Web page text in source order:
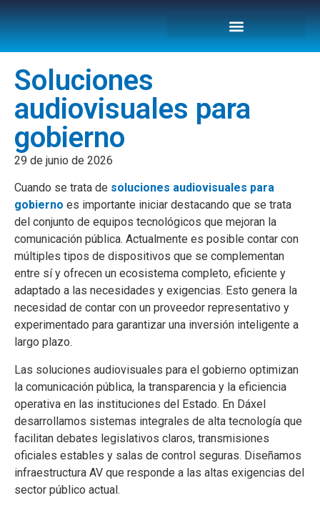
Soluciones
audiovisuales para
gobierno
29 de junio de 2026
Cuando se trata de soluciones audiovisuales para
gobierno es importante iniciar destacando que se trata
del conjunto de equipos tecnológicos que mejoran la
comunicación pública. Actualmente es posible contar con
múltiples tipos de dispositivos que se complementan
entre sí y ofrecen un ecosistema completo, eficiente y
adaptado a las necesidades y exigencias. Esto genera la
necesidad de contar con un proveedor representativo y
experimentado para garantizar una inversión inteligente a
largo plazo.
Las soluciones audiovisuales para el gobierno optimizan
la comunicación pública, la transparencia y la eficiencia
operativa en las instituciones del Estado. En Dáxel
desarrollamos sistemas integrales de alta tecnología que
facilitan debates legislativos claros, transmisiones
oficiales estables y salas de control seguras. Diseñamos
infraestructura AV que responde a las altas exigencias del
sector público actual.